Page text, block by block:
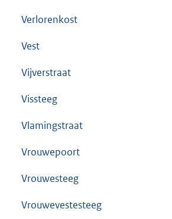
Verlorenkost
Vest
Vijverstraat
Vissteeg
Vlamingstraat
Vrouwepoort
Vrouwesteeg
Vrouwevestesteeg